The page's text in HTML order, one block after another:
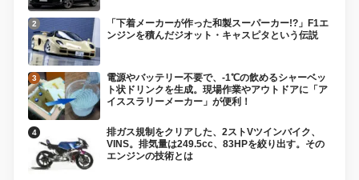
「下着メーカーが作った和製スーパーカー!?」F1エ
ンジンを積んだジオット・キャスピタという伝説
電源やバッテリー不要で、-1℃の飲めるシャーベッ
ト状ドリンクを生成。現場作業やアウトドアに「ア
イススラリーメーカー」が便利！
排ガス規制をクリアした、2ストVツインバイク、
VINS。排気量は249.5cc、83HPを絞り出す。その
エンジンの技術とは